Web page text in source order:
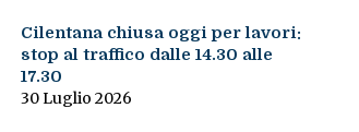
Cilentana chiusa oggi per lavori:
stop al traffico dalle 14.30 alle
17.30
30 Luglio 2026